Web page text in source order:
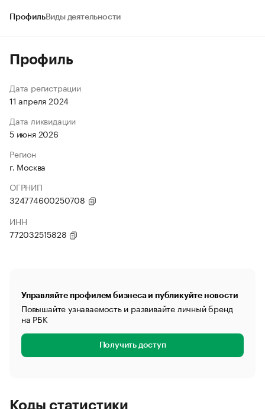
ПрофильВиды деятельности
Профиль
Дата регистрации
11 апреля 2024
Дата ликвидации
5 июня 2026
Регион
г. Москва
ОГРНИП
324774600250708
ИНН
772032515828
Управляйте профилем бизнеса и публикуйте новости
Повышайте узнаваемость и развивайте личный бренд
на РБК
Получить доступ
Коды статистики